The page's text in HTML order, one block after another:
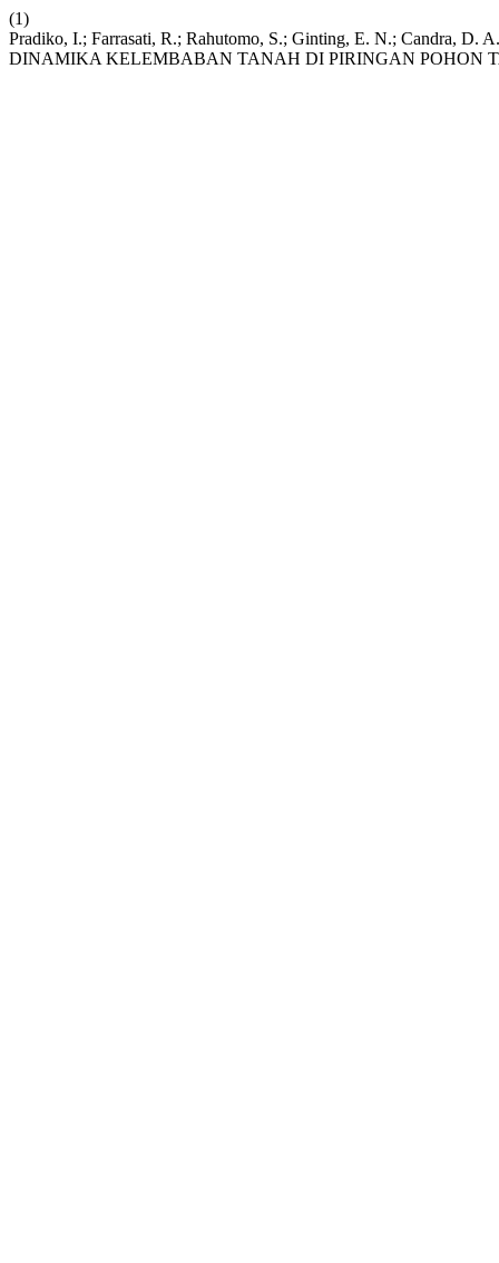
(1)
Pradiko, I.; Farrasati, R.; Rahutomo, S.; Ginting, E. N.; Candra,
DINAMIKA KELEMBABAN TANAH DI PIRINGAN POHON